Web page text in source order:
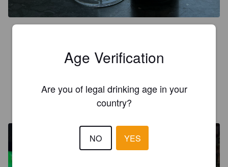
Skarp orange färg och grumlig visuellt, bra smakbild med en
del sötma, något konstig eftersmak, go ändå
ANDY
@ Systembolaget Oskarshamn
Age Verification
Are you of legal drinking age in your
country?
NO YES